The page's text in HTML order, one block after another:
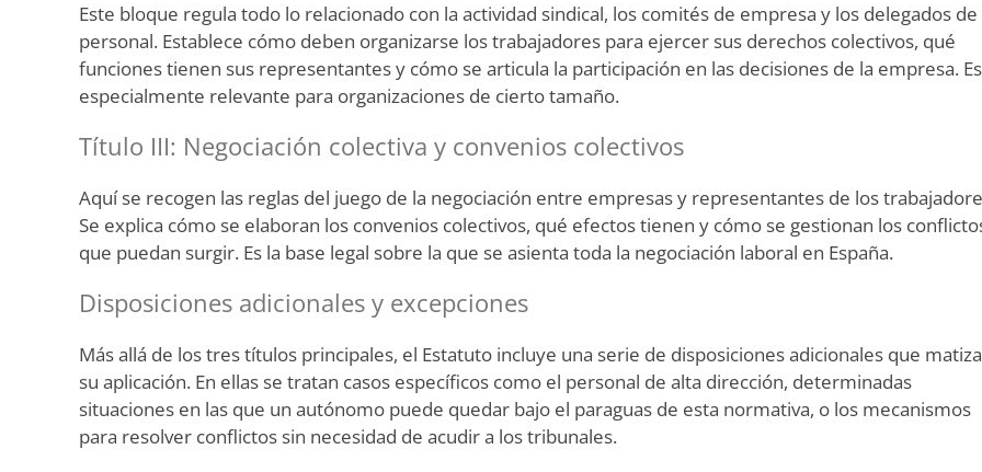
Este bloque regula todo lo relacionado con la actividad sindical, los comités de empresa y los delegados de
personal. Establece cómo deben organizarse los trabajadores para ejercer sus derechos colectivos, qué
funciones tienen sus representantes y cómo se articula la participación en las decisiones de la empresa. Es
especialmente relevante para organizaciones de cierto tamaño.
Título III: Negociación colectiva y convenios colectivos
Aquí se recogen las reglas del juego de la negociación entre empresas y representantes de los
Se explica cómo se elaboran los convenios colectivos, qué efectos tienen y cómo se gestionan los
que puedan surgir. Es la base legal sobre la que se asienta toda la negociación laboral en España.
Disposiciones adicionales y excepciones
Más allá de los tres títulos principales, el Estatuto incluye una serie de disposiciones adicionales que
su aplicación. En ellas se tratan casos específicos como el personal de alta dirección, determinadas
situaciones en las que un autónomo puede quedar bajo el paraguas de esta normativa, o los mecanismos
para resolver conflictos sin necesidad de acudir a los tribunales.